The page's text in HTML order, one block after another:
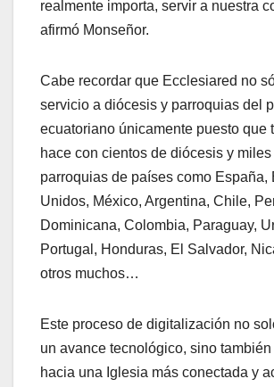
realmente importa, servir a nuestra
afirmó Monseñor.
Cabe recordar que Ecclesiared no
servicio a diócesis y parroquias del
ecuatoriano únicamente puesto que
hace con cientos de diócesis y miles
parroquias de países como España,
Unidos, México, Argentina, Chile,
Dominicana, Colombia, Paraguay,
Portugal, Honduras, El Salvador,
otros muchos…
Este proceso de digitalización no
un avance tecnológico, sino
hacia una Iglesia más conectada y